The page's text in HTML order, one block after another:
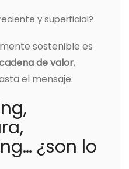
y superficial?
sostenible es
de valor,
el mensaje.
¿son lo